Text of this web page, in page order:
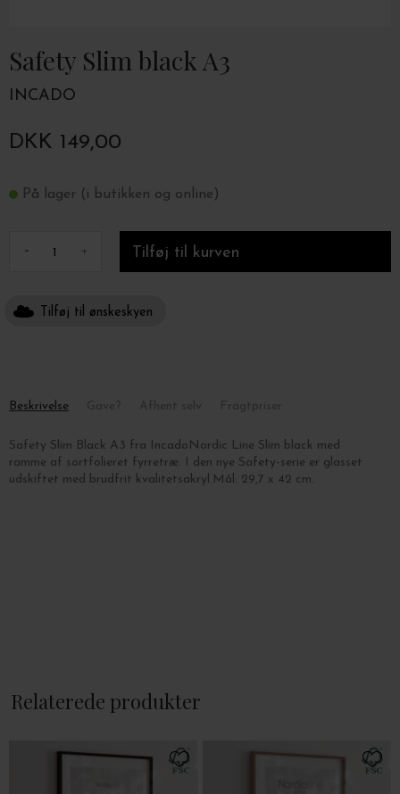
Safety Slim black A3
INCADO
DKK 149,00
På lager (i butikken og online)
- +
Tilføj til ønskeskyen
Beskrivelse
Safety Slim Black A3 fra IncadoNordic Line Slim black med
ramme af sortfolieret fyrretræ. I den nye Safety-serie er glasset
udskiftet med brudfrit kvalitetsakryl.Mål: 29,7 x 42 cm.
Relaterede produkter